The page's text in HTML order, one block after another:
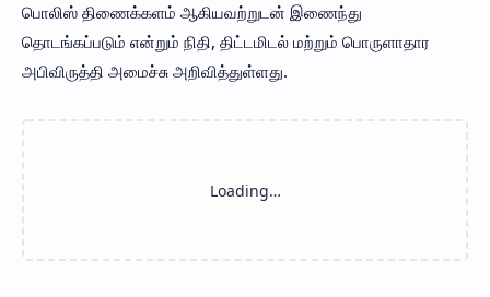
பொலிஸ் திணைக்களம் ஆகியவற்றுடன் இணைந்து
தொடங்கப்படும் என்றும் நிதி, திட்டமிடல் மற்றும் பொருளாதார
அபிவிருத்தி அமைச்சு அறிவித்துள்ளது.